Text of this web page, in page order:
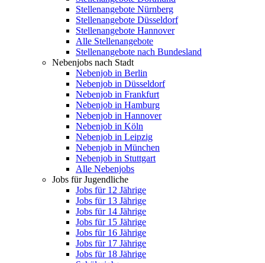
Stellenangebote Nürnberg
Stellenangebote Düsseldorf
Stellenangebote Hannover
Alle Stellenangebote
Stellenangebote nach Bundesland
Nebenjobs nach Stadt
Nebenjob in Berlin
Nebenjob in Düsseldorf
Nebenjob in Frankfurt
Nebenjob in Hamburg
Nebenjob in Hannover
Nebenjob in Köln
Nebenjob in Leipzig
Nebenjob in München
Nebenjob in Stuttgart
Alle Nebenjobs
Jobs für Jugendliche
Jobs für 12 Jährige
Jobs für 13 Jährige
Jobs für 14 Jährige
Jobs für 15 Jährige
Jobs für 16 Jährige
Jobs für 17 Jährige
Jobs für 18 Jährige